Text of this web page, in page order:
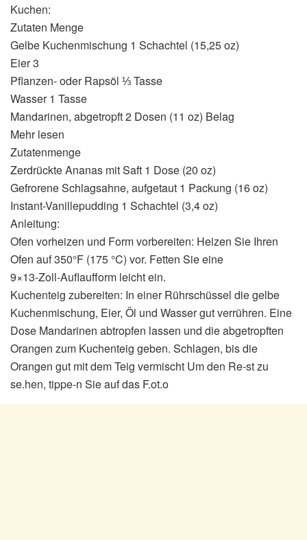
Kuchen:
Zutaten Menge
Gelbe Kuchenmischung 1 Schachtel (15,25 oz)
Eier 3
Pflanzen- oder Rapsöl ⅓ Tasse
Wasser 1 Tasse
Mandarinen, abgetropft 2 Dosen (11 oz) Belag
Mehr lesen
Zutatenmenge
Zerdrückte Ananas mit Saft 1 Dose (20 oz)
Gefrorene Schlagsahne, aufgetaut 1 Packung (16 oz)
Instant-Vanillepudding 1 Schachtel (3,4 oz)
Anleitung:
Ofen vorheizen und Form vorbereiten: Heizen Sie Ihren
Ofen auf 350°F (175 °C) vor. Fetten Sie eine
9×13-Zoll-Auflaufform leicht ein.
Kuchenteig zubereiten: In einer Rührschüssel die gelbe
Kuchenmischung, Eier, Öl und Wasser gut verrühren. Eine
Dose Mandarinen abtropfen lassen und die abgetropften
Orangen zum Kuchenteig geben. Schlagen, bis die
Orangen gut mit dem Teig vermischt Um den Re-st zu
se.hen, tippe-n Sie auf das F.ot.o